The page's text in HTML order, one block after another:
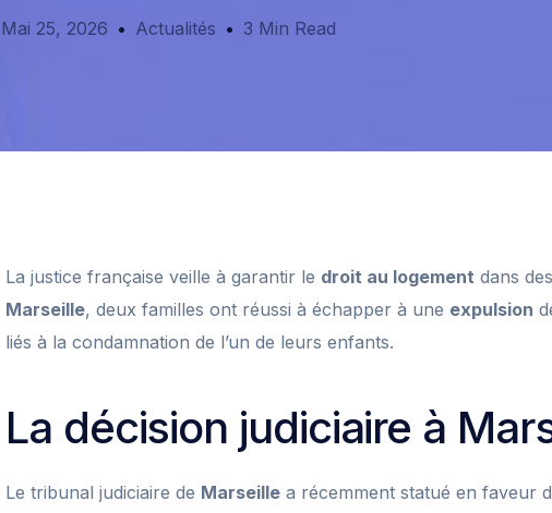
Mai 25, 2026 Actualités 3 Min Read
La justice française veille à garantir le droit au logement dans
Marseille, deux familles ont réussi à échapper à une expulsion
liés à la condamnation de l’un de leurs enfants.
La décision judiciaire à
Le tribunal judiciaire de Marseille a récemment statué en faveur